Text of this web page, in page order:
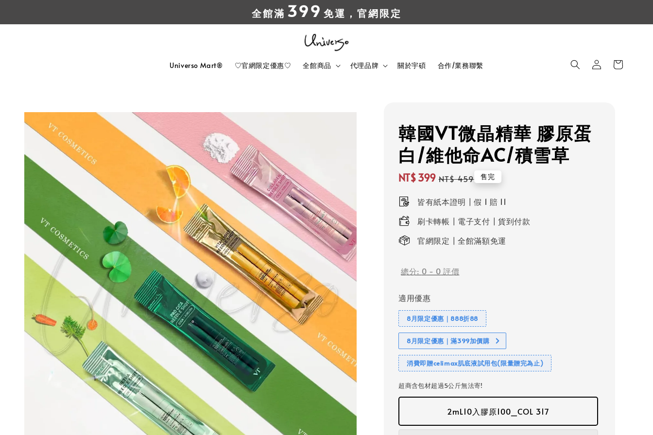
全館滿 399 免運，官網限定
Universo Mart® ♡官網限定優惠♡ 全館商品 代理品牌 關於宇碩 合作/業務聯繫
韓國VT微晶精華 膠原蛋
白/維他命AC/積雪草
price
NT$ 399
Regular
price
NT$ 459 售完
皆有紙本證明┃假 1 賠 11
刷卡轉帳┃電子支付┃貨到付款
官網限定┃全館滿額免運
總分: 0 - 0 評價
適用優惠
8月限定優惠｜888折88
8月限定優惠｜滿399加價購
消費即贈celimax肌底液試用包(限量贈完為止)
超商含包材超過5公斤無法寄!
2mL10入膠原100_COL 317